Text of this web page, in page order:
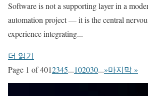
Software is not a supporting layer in a
automation project — it is the central
experience integrating...
더 읽기
Page 1 of 4012345...102030...»마지막 »